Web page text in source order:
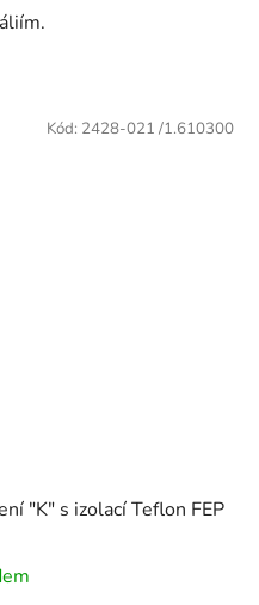
"K" s izolací Teflon FEP
Kód: 2428-021 /1.610300